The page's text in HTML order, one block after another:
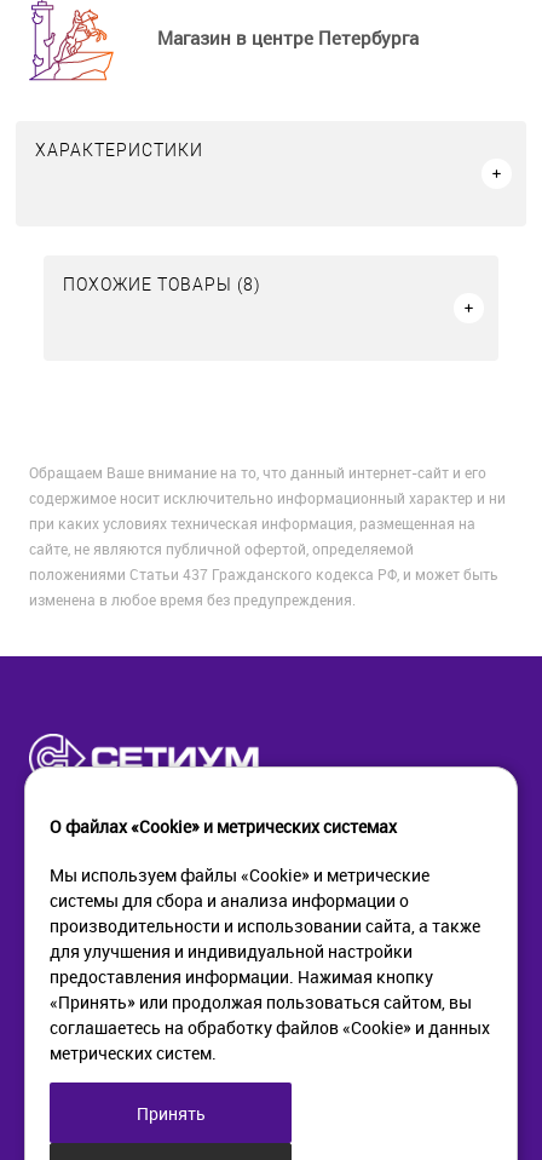
Магазин в центре Петербурга
ХАРАКТЕРИСТИКИ
ПОХОЖИЕ ТОВАРЫ (8)
Обращаем Ваше внимание на то, что данный интернет-сайт и его
содержимое носит исключительно информационный характер и ни
при каких условиях техническая информация, размещенная на
сайте, не являются публичной офертой, определяемой
положениями Статьи 437 Гражданского кодекса РФ, и может быть
изменена в любое время без предупреждения.
КОМПАНИЯ
О компании
Новости
Контакты
ПОМОЩЬ
Как купить
Доставка
Возврат
ИНФОРМАЦИЯ
Политика в отношении
обработки персональных
web@setium.ru
Малый пр. П.С., д 84-86
О файлах «Cookie» и метрических системах
Мы используем файлы «Cookie» и метрические
системы для сбора и анализа информации о
производительности и использовании сайта, а также
для улучшения и индивидуальной настройки
предоставления информации. Нажимая кнопку
«Принять» или продолжая пользоваться сайтом, вы
соглашаетесь на обработку файлов «Cookie» и данных
метрических систем.
Принять